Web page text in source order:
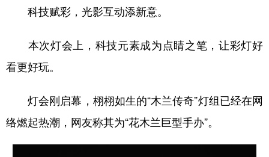
科技赋彩，光影互动添新意。
本次灯会上，科技元素成为点睛之笔，让彩灯好
看更好玩。
灯会刚启幕，栩栩如生的“木兰传奇”灯组已经在网
络燃起热潮，网友称其为“花木兰巨型手办”。